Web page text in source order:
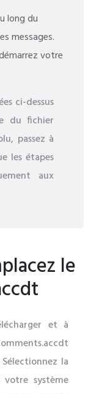
long du
messages.
votre
ci-dessus
du fichier
passez à
les étapes
aux
le
et à
la
système